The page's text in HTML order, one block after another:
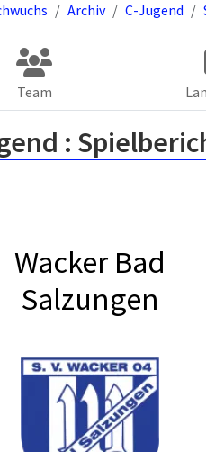
Archiv C-Jugend
Team
:
Wacker Bad
Salzungen